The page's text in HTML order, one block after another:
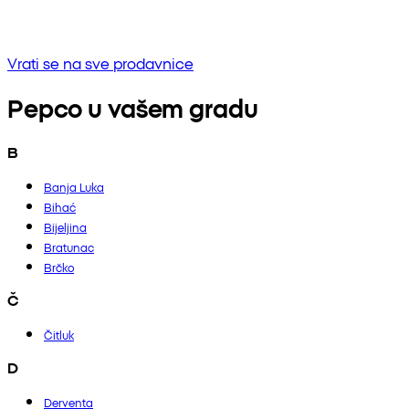
Vrati se na sve prodavnice
Pepco u vašem gradu
B
Banja Luka
Bihać
Bijeljina
Bratunac
Brčko
Č
Čitluk
D
Derventa